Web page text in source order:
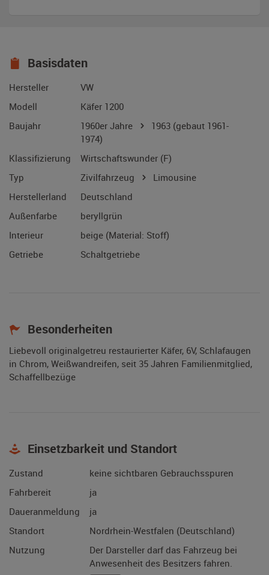
Basisdaten
Hersteller
VW
Modell
Käfer 1200
Baujahr
1960er Jahre 1963 (gebaut 1961-
1974)
Klassifizierung
Wirtschaftswunder (F)
Typ
Zivilfahrzeug
Limousine
Herstellerland
Deutschland
Außenfarbe
beryllgrün
Interieur
beige (Material: Stoff)
Getriebe
Schaltgetriebe
Besonderheiten
Liebevoll originalgetreu restaurierter Käfer, 6V, Schlafaugen
in Chrom, Weißwandreifen, seit 35 Jahren Familienmitglied,
Schaffellbezüge
Einsetzbarkeit und Standort
Zustand
keine sichtbaren Gebrauchsspuren
Fahrbereit
ja
Daueranmeldung
ja
Standort
Nordrhein-Westfalen (Deutschland)
Nutzung
Der Darsteller darf das Fahrzeug bei
Anwesenheit des Besitzers fahren.